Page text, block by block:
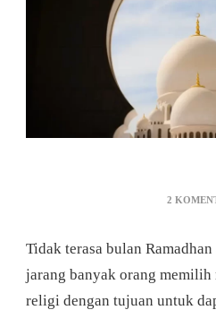
2
Tidak terasa bulan
jarang banyak orang
religi dengan tujuan untuk